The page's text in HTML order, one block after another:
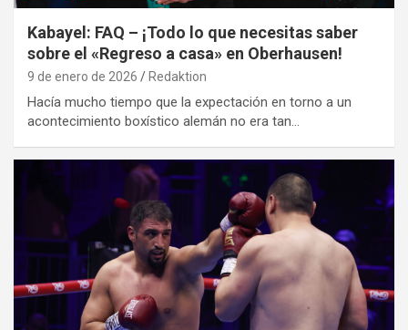
Kabayel: FAQ – ¡Todo lo que necesitas saber
sobre el «Regreso a casa» en Oberhausen!
9 de enero de 2026 Redaktion
Hacía mucho tiempo que la expectación en torno a un
acontecimiento boxístico alemán no era tan…